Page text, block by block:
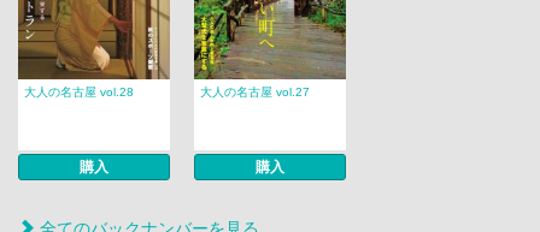
大人の名古屋 vol.28
購入
大人の名古屋 vol.27
購入